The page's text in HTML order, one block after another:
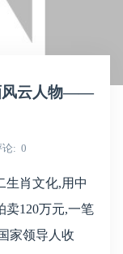
风云人物——
论 0
生肖文化,用中
卖120万元,一笔
家领导人收